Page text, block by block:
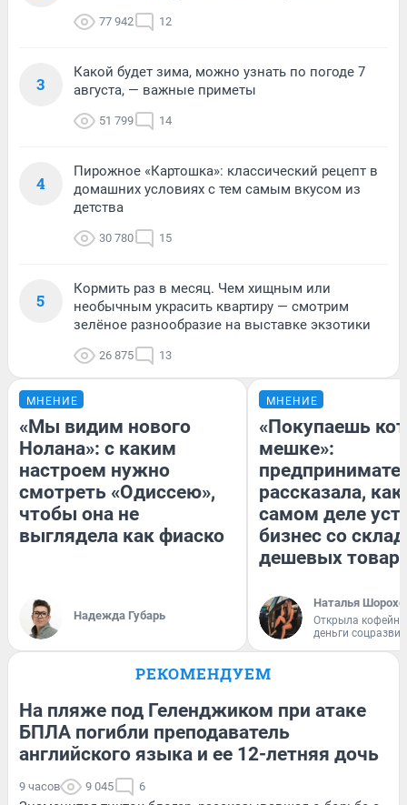
77 942 12
3
Какой будет зима, можно узнать по погоде 7
августа, — важные приметы
51 799 14
4
Пирожное «Картошка»: классический рецепт в
домашних условиях с тем самым вкусом из
детства
30 780 15
5
Кормить раз в месяц. Чем хищным или
необычным украсить квартиру — смотрим
зелёное разнообразие на выставке экзотики
26 875 13
МНЕНИЕ
«Мы видим нового
Нолана»: с каким
настроем нужно
смотреть «Одиссею»,
чтобы она не
выглядела как фиаско
Надежда Губарь
МНЕНИЕ
«Покупаешь
мешке»:
рассказала, как
самом деле
бизнес со
дешевых
Наталья
Открыла
деньги
РЕКОМЕНДУЕМ
На пляже под Геленджиком при атаке
БПЛА погибли преподаватель
английского языка и ее 12-летняя дочь
9 часов 9 045 6